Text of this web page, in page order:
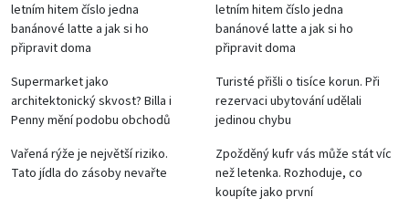
letním hitem číslo jedna
banánové latte a jak si ho
připravit doma
letním hitem číslo jedna
banánové latte a jak si ho
připravit doma
Supermarket jako
architektonický skvost? Billa i
Penny mění podobu obchodů
Turisté přišli o tisíce korun. Při
rezervaci ubytování udělali
jedinou chybu
Vařená rýže je největší riziko.
Tato jídla do zásoby nevařte
Zpožděný kufr vás může stát víc
než letenka. Rozhoduje, co
koupíte jako první